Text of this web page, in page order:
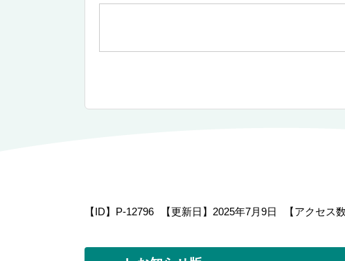
【ID】 P-12796 【更新日】 2025年7月9日 【アクセス数